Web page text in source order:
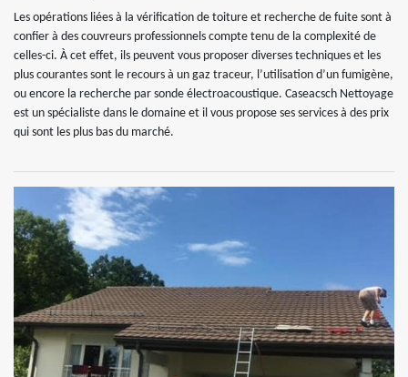
Les opérations liées à la vérification de toiture et recherche de fuite sont à
confier à des couvreurs professionnels compte tenu de la complexité de
celles-ci. À cet effet, ils peuvent vous proposer diverses techniques et les
plus courantes sont le recours à un gaz traceur, l’utilisation d’un fumigène,
ou encore la recherche par sonde électroacoustique. Caseacsch Nettoyage
est un spécialiste dans le domaine et il vous propose ses services à des prix
qui sont les plus bas du marché.